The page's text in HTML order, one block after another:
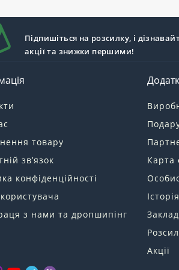
Підпишіться на розсилку, і
акції та знижки першими!
товару
зв’язок
конфіденційності
з нами та дропшипінг
Карта
Акції